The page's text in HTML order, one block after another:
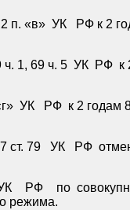
п. «в» УК РФ к 2
ч. 1, 69 ч. 5 УК РФ к
УК РФ к 2 годам
ст. 79 УК РФ
РФ
по
режима.